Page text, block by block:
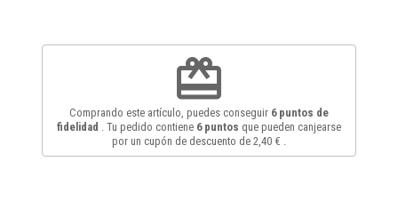
redeem
Comprando este artículo, puedes conseguir 6puntos de
fidelidad
. Tu pedido contiene 6puntos que pueden canjearse
por un cupón de descuento de 2,40 €